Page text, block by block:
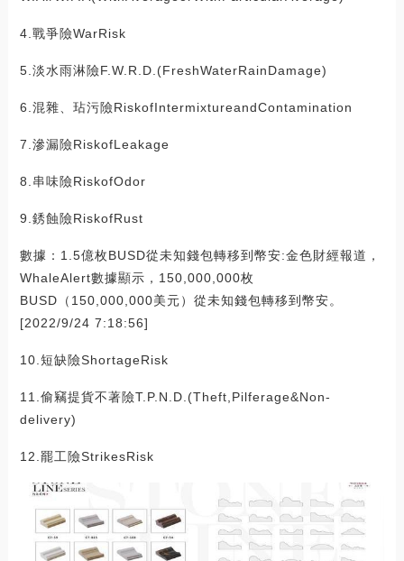
4.戰爭險WarRisk
5.淡水雨淋險F.W.R.D.(FreshWaterRainDamage)
6.混雜、玷污險RiskofIntermixtureandContamination
7.滲漏險RiskofLeakage
8.串味險RiskofOdor
9.銹蝕險RiskofRust
數據：1.5億枚BUSD從未知錢包轉移到幣安:金色財經報道，
WhaleAlert數據顯示，150,000,000枚
BUSD（150,000,000美元）從未知錢包轉移到幣安。
[2022/9/24 7:18:56]
10.短缺險ShortageRisk
11.偷竊提貨不著險T.P.N.D.(Theft,Pilferage&Non-
delivery)
12.罷工險StrikesRisk